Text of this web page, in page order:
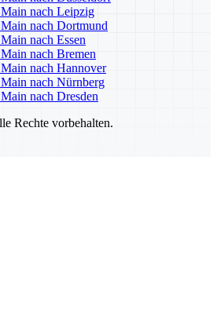
nach Leipzig
nach Dortmund
nach Essen
nach Bremen
nach Hannover
nach Nürnberg
nach Dresden
Rechte vorbehalten.